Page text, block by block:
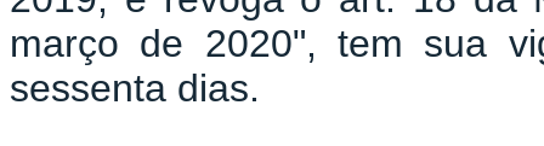
março de 2020", tem sua
sessenta dias.